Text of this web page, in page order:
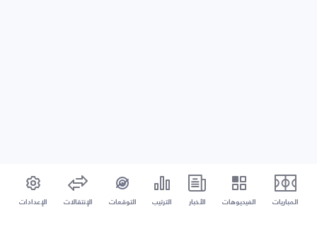
المباريات الفيديوهات الأخبار الترتيب التوقعات الإنتقالات الإعدادات